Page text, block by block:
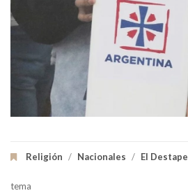
Religión / Nacionales / El Destape
tema